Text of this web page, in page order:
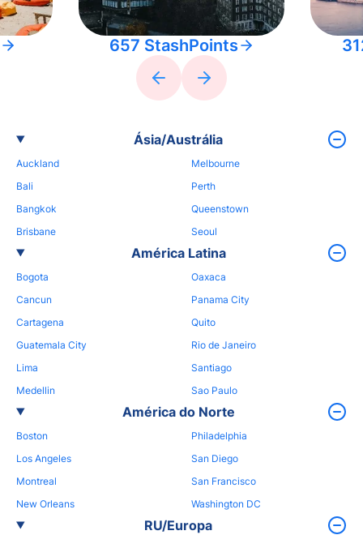
657 StashPoints
Ásia/Austrália
Auckland
Bali
Bangkok
Brisbane
Melbourne
Perth
Queenstown
Seoul
América Latina
Bogota
Cancun
Cartagena
Guatemala City
Lima
Medellin
Oaxaca
Panama City
Quito
Rio de Janeiro
Santiago
Sao Paulo
América do Norte
Boston
Los Angeles
Montreal
New Orleans
Philadelphia
San Diego
San Francisco
Washington DC
RU/Europa